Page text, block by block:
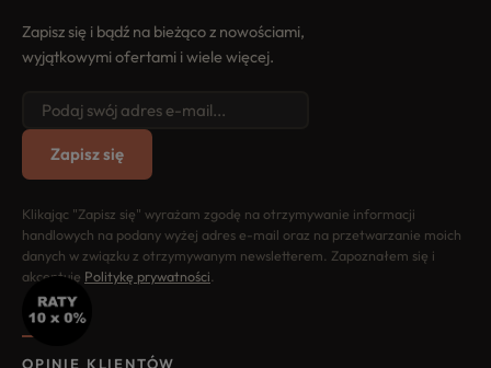
Zapisz się i bądź na bieżąco z nowościami,
wyjątkowymi ofertami i wiele więcej.
Zapisz się
Klikając "Zapisz się" wyrażam zgodę na otrzymywanie informacji
handlowych na podany wyżej adres e-mail oraz na przetwarzanie moich
danych w związku z otrzymywanym newsletterem. Zapoznałem się i
akceptuję Politykę prywatności
OPINIE KLIENTÓW